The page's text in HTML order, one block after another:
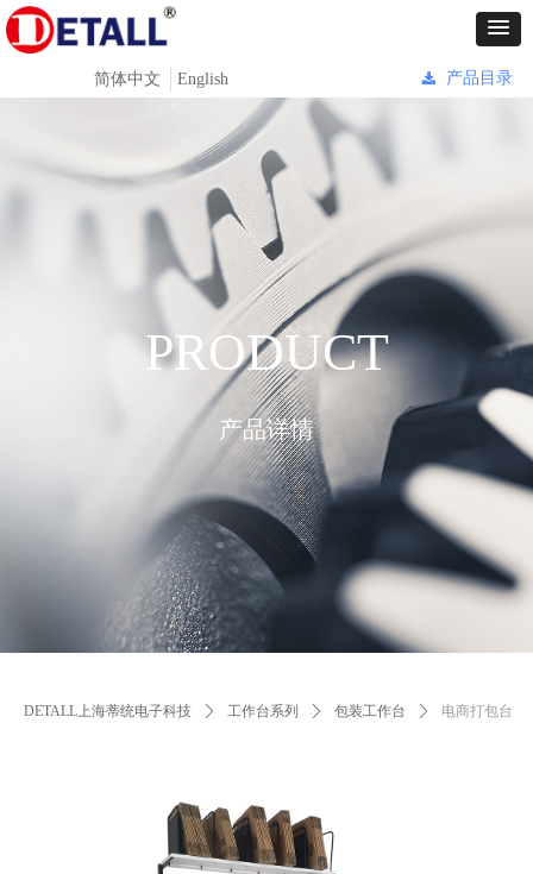
简体中文 English 끂 产品目录
DETALL上海蒂统电子科技 ꄲ 工作台系列 ꄲ 包装工作台 ꄲ 电商打包台
Control Render
ControlType:productSlideBind Error:未将对象引用设置到对象的实例。
PRODUCT
产品详情